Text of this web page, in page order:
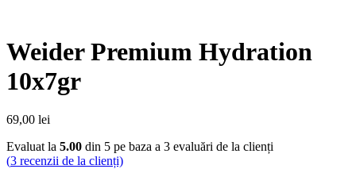
Weider Premium Hydration
10x7gr
69,00 lei
Evaluat la 5.00 din 5 pe baza a 3 evaluări de la clienți
(3 recenzii de la clienți)